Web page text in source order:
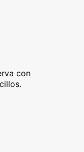
con